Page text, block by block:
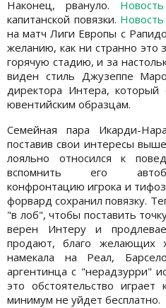
Наконец, рвануло.
капитанской повязки.
на матч Лиги Европы с
желанию, как ни странно это
горячую стадию, и за
виден стиль Джузеппе
директора Интера, который
ювентийским образцам.
Семейная пара Икарди-
поставив свои интересы
лояльно относился к
вспомнить его
конфронтацию игрока и
форвард сохранил повязку.
"в лоб", чтобы поставить
верен Интеру и
продают, благо желающих
намекала на Реал,
аргентинца с "нерадзурри"
это обстоятельство
минимум не уйдет бесплатно.